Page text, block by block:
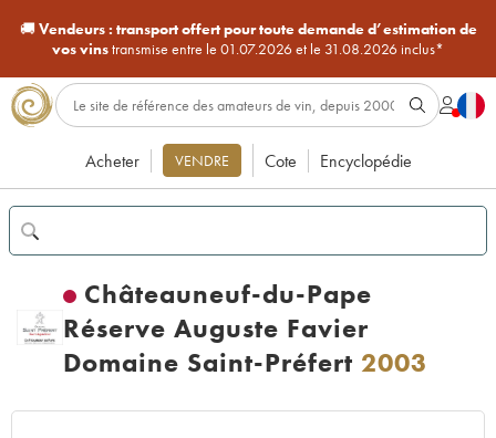
🚚Vendeurs : transport offert pour toute demande d’estimation de
vos vinstransmise entre le 01.07.2026 et le 31.08.2026 inclus*
Acheter VENDRE Cote Encyclopédie
Châteauneuf-du-Pape
Réserve Auguste Favier
Domaine Saint-Préfert 2003